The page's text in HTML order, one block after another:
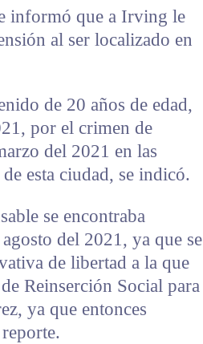
informó que a Irving le
al ser localizado en
de 20 años de edad,
por el crimen de
del 2021 en las
esta ciudad, se indicó.
se encontraba
del 2021, ya que se
de libertad a la que
Reinserción Social para
ya que entonces